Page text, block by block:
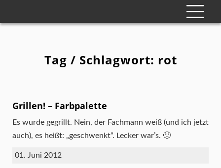
Tag / Schlagwort: rot
Grillen! – Farbpalette
Es wurde gegrillt. Nein, der Fachmann weiß (und ich jetzt
auch), es heißt: „geschwenkt“. Lecker war’s. 🙂
01. Juni 2012